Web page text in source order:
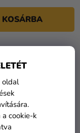
oldal
cookie-k
KOSÁRBA